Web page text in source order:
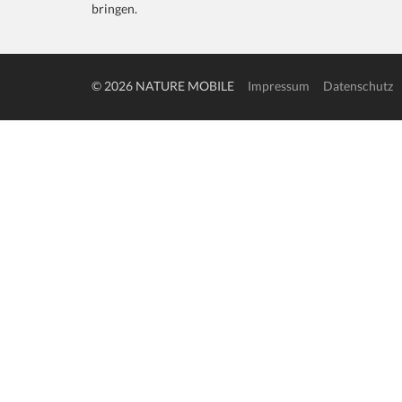
bringen.
© 2026 NATURE MOBILE Impressum Datenschutz